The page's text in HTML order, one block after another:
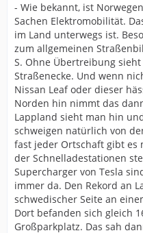
- Wie bekannt, ist
Sachen Elektromobilität.
im Land unterwegs ist.
zum allgemeinen
S. Ohne Übertreibung
Straßenecke. Und wenn
Nissan Leaf oder dieser
Norden hin nimmt das
Lappland sieht man hin
schweigen natürlich von
fast jeder Ortschaft gibt es
der Schnelladestationen
Supercharger von Tesla
immer da. Den Rekord an
schwedischer Seite an
Dort befanden sich gleich
Großparkplatz. Das sah